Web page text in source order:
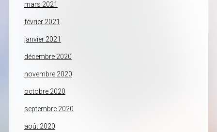
mars 2021
février 2021
janvier 2021
décembre 2020
novembre 2020
octobre 2020
septembre 2020
août 2020